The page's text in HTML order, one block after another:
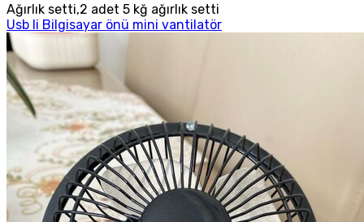
Ağırlık setti,2 adet 5 kğ ağırlık setti
Usb li Bilgisayar önü mini vantilatör